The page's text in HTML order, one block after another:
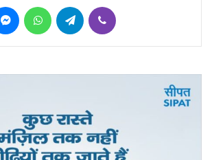
Messenger WhatsApp Telegram